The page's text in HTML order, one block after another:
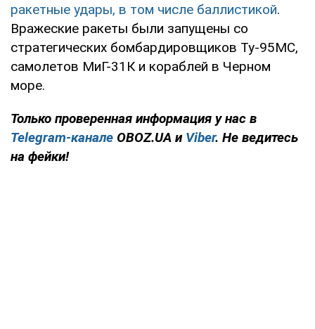
ракетные удары, в том числе баллистикой.
Вражеские ракеты были запущены со
стратегических бомбардировщиков Ту-95МС,
самолетов МиГ-31К и кораблей в Черном
море.
Только проверенная информация у нас в
Telegram-канале OBOZ.UA и Viber. Не ведитесь
на фейки!